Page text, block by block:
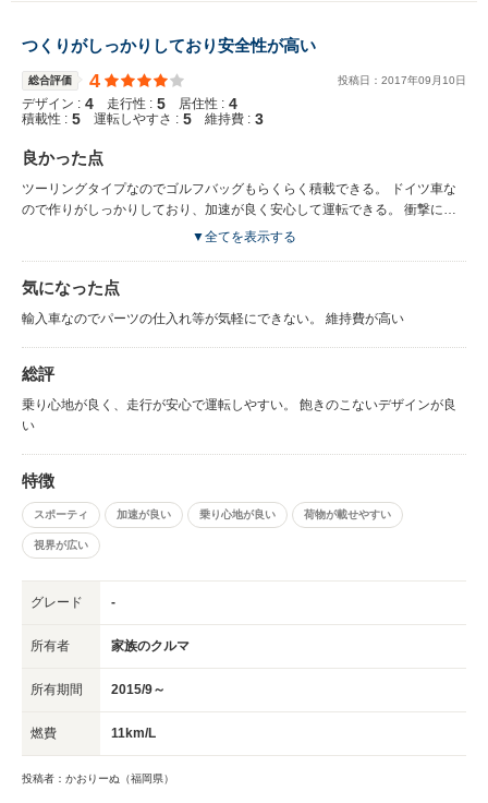
つくりがしっかりしており安全性が高い
総合評価 4 投稿日： 2017年09 月 10日
デザイン : 4 走行性 : 5 居住性 : 4
積載性 : 5 運転しやすさ : 5 維持費 : 3
良かった点
ツーリングタイプなのでゴルフバッグもらくらく積載できる。 ドイツ車な
ので作りがしっかりしており、加速が良く安心して運転できる。 衝撃にも
▼全てを表示する
気になった点
輸入車なのでパーツの仕入れ等が気軽にできない。 維持費が高い
総評
乗り心地が良く、走行が安心で運転しやすい。 飽きのこないデザインが良
い
特徴
スポーティ 加速が良い 乗り心地が良い 荷物が載せやすい
視界が広い
グレード -
所有者 家族のクルマ
所有期間 2015/9～
燃費 11km/L
投稿者：かおりーぬ（福岡県）